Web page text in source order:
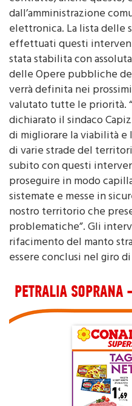
elettronica. La lista delle
effettuati questi interventi
stata stabilita con
delle Opere pubbliche
verrà definita nei
valutato tutte le priorità.
dichiarato il sindaco
di migliorare la viabilità e
di varie strade del
subito con questi
proseguire in modo
sistemate e messe in
nostro territorio che
problematiche”. Gli
rifacimento del manto
essere conclusi nel giro